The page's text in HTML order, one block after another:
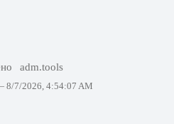
adm.tools
8/7/2026, 4:54:07 AM